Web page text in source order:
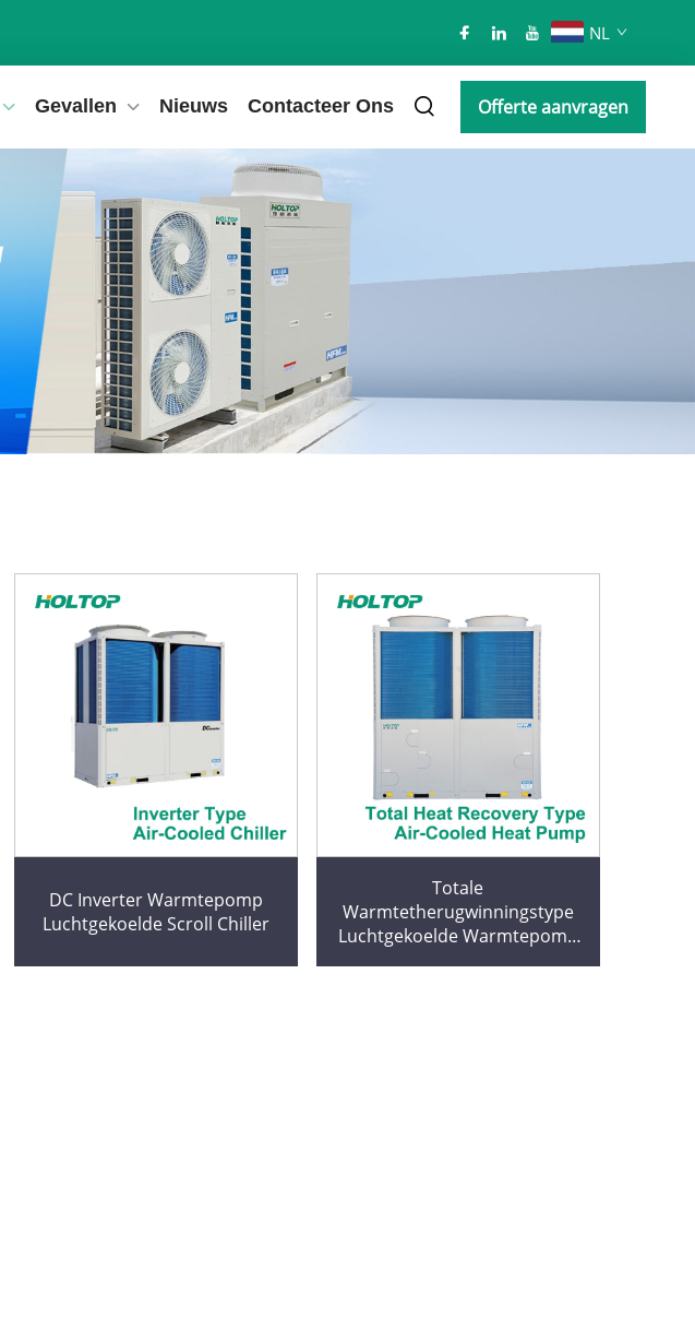
NL
Gevallen Nieuws Contacteer Ons Offerte aanvragen
DC Inverter Warmtepomp
Luchtgekoelde Scroll Chiller
Totale
Warmtetherugwinningstype
Luchtgekoelde Warmtepomp